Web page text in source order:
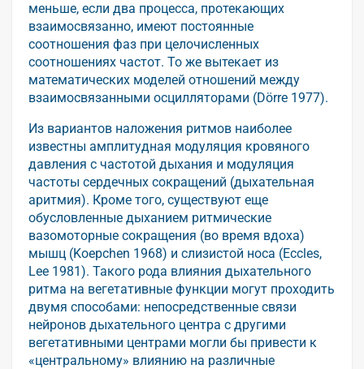
меньше, если два процесса, протекающих
взаимосвязанно, имеют постоянные
соотношения фаз при целочисленных
соотношениях частот. То же вытекает из
математических моделей отношений между
взаимосвязанными осцилляторами (Dörre 1977).
Из вариантов наложения ритмов наиболее
известны амплитудная модуляция кровяного
давления с частотой дыхания и модуляция
частоты сердечных сокращений (дыхательная
аритмия). Кроме того, существуют еще
обусловленные дыханием ритмические
вазомоторные сокращения (во время вдоха)
мышц (Koepchen 1968) и слизистой носа (Eccles,
Lee 1981). Такого рода влияния дыхательного
ритма на вегетативные функции могут проходить
двумя способами: непосредственные связи
нейронов дыхательного центра с другими
вегетативными центрами могли бы привести к
«центральному» влиянию на различные